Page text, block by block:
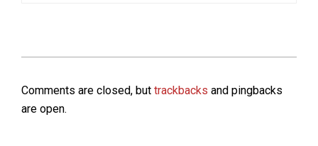
Comments are closed, but trackbacks and pingbacks
are open.